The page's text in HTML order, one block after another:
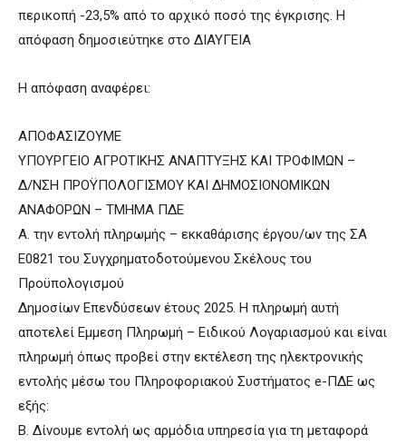
περικοπή -23,5% από το αρχικό ποσό της έγκρισης. Η
απόφαση δημοσιεύτηκε στο ΔΙΑΥΓΕΙΑ
Η απόφαση αναφέρει:
ΑΠΟΦΑΣΙΖΟΥΜΕ
ΥΠΟΥΡΓΕΙΟ ΑΓΡΟΤΙΚΗΣ ΑΝΑΠΤΥΞΗΣ ΚΑΙ ΤΡΟΦΙΜΩΝ –
Δ/ΝΣΗ ΠΡΟΫΠΟΛΟΓΙΣΜΟΥ ΚΑΙ ΔΗΜΟΣΙΟΝΟΜΙΚΩΝ
ΑΝΑΦΟΡΩΝ – ΤΜΗΜΑ ΠΔΕ
Α. την εντολή πληρωμής – εκκαθάρισης έργου/ων της ΣΑ
Ε0821 του Συγχρηματοδοτούμενου Σκέλους του
Προϋπολογισμού
Δημοσίων Επενδύσεων έτους 2025. Η πληρωμή αυτή
αποτελεί Εμμεση Πληρωμή – Ειδικού Λογαριασμού και είναι
πληρωμή όπως προβεί στην εκτέλεση της ηλεκτρονικής
εντολής μέσω του Πληροφοριακού Συστήματος e-ΠΔΕ ως
εξής:
Β. Δίνουμε εντολή ως αρμόδια υπηρεσία για τη μεταφορά